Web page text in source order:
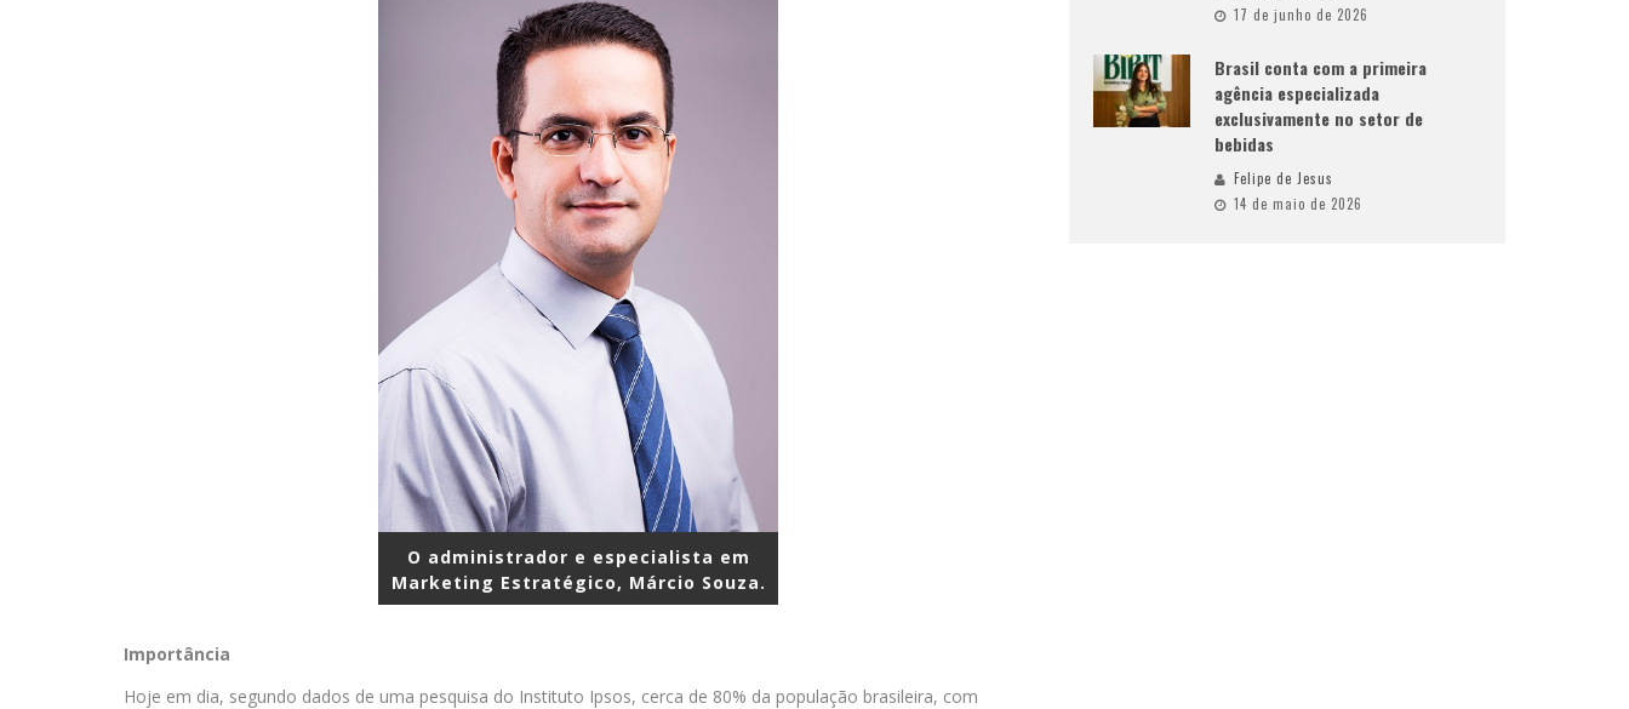
O administrador e especialista em
Marketing Estratégico, Márcio Souza.
Importância
Hoje em dia, segundo dados de uma pesquisa do Instituto Ipsos, cerca de 80% da população brasileira, com
17 de junho de 2026
Brasil conta com a primeira
agência especializada
exclusivamente no setor de
bebidas
Felipe de Jesus
14 de maio de 2026